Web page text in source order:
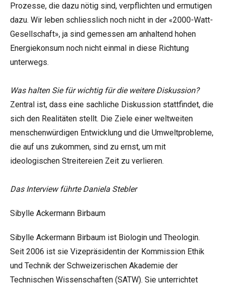
Prozesse, die dazu nötig sind, verpflichten und ermutigen
dazu. Wir leben schliesslich noch nicht in der «2000-Watt-
Gesellschaft», ja sind gemessen am anhaltend hohen
Energiekonsum noch nicht einmal in diese Richtung
unterwegs.
Was halten Sie für wichtig für die weitere Diskussion?
Zentral ist, dass eine sachliche Diskussion stattfindet, die
sich den Realitäten stellt. Die Ziele einer weltweiten
menschenwürdigen Entwicklung und die Umweltprobleme,
die auf uns zukommen, sind zu ernst, um mit
ideologischen Streitereien Zeit zu verlieren.
Das Interview führte Daniela Stebler
Sibylle Ackermann Birbaum
Sibylle Ackermann Birbaum ist Biologin und Theologin.
Seit 2006 ist sie Vizepräsidentin der Kommission Ethik
und Technik der Schweizerischen Akademie der
Technischen Wissenschaften (SATW). Sie unterrichtet